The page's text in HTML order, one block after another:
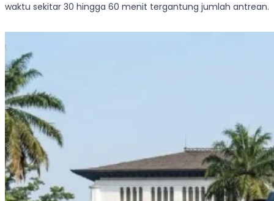
waktu sekitar 30 hingga 60 menit tergantung jumlah antrean.